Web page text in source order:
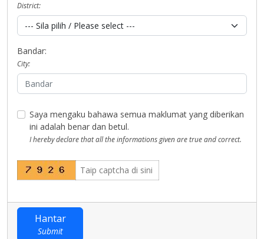
District:
Bandar:
City:
Saya mengaku bahawa semua maklumat yang diberikan
ini adalah benar dan betul.
I hereby declare that all the informations given are true and correct.
Hantar
Submit